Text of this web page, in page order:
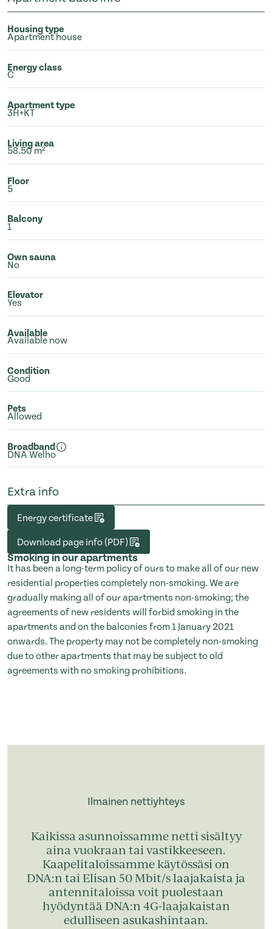
Housing type
Apartment house
Energy class
C
Apartment type
3H+KT
Living area
58.50 m²
Floor
5
Balcony
1
Own sauna
No
Elevator
Yes
Available
Available now
Condition
Good
Pets
Allowed
Broadband
DNA Welho
Extra info
Energy certificate
Download page info (PDF)
Smoking in our apartments
It has been a long-term policy of ours to make all of our new
residential properties completely non-smoking. We are
gradually making all of our apartments non-smoking; the
agreements of new residents will forbid smoking in the
apartments and on the balconies from 1 January 2021
onwards. The property may not be completely non-smoking
due to other apartments that may be subject to old
agreements with no smoking prohibitions.
Ilmainen nettiyhteys
Kaikissa asunnoissamme netti sisältyy
aina vuokraan tai vastikkeeseen.
Kaapelitaloissamme käytössäsi on
DNA:n tai Elisan 50 Mbit/s laajakaista ja
antennitaloissa voit puolestaan
hyödyntää DNA:n 4G-laajakaistan
edulliseen asukashintaan.